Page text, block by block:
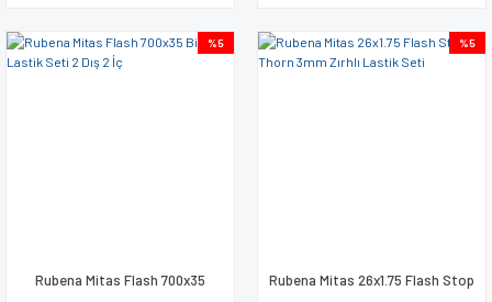
%5
Rubena Mitas Flash 700x35
%5
Rubena Mitas 26x1.75 Flash Stop